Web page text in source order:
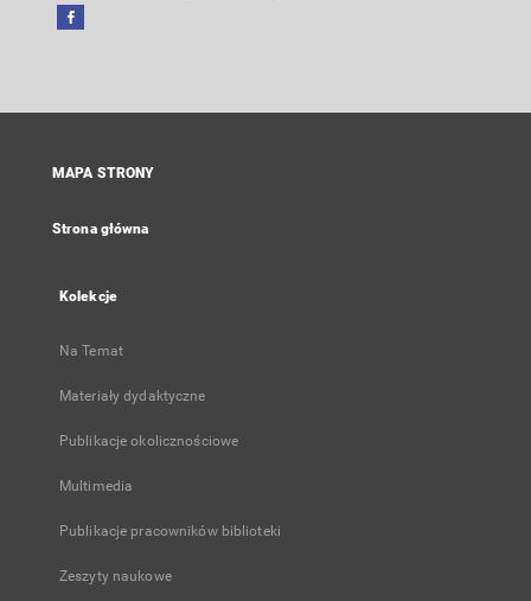
Facebook
się
karcie
MAPA STRONY
Strona główna
Kolekcje
Na Temat
Materiały dydaktyczne
Publikacje okolicznościowe
Multimedia
Publikacje pracowników biblioteki
Zeszyty naukowe